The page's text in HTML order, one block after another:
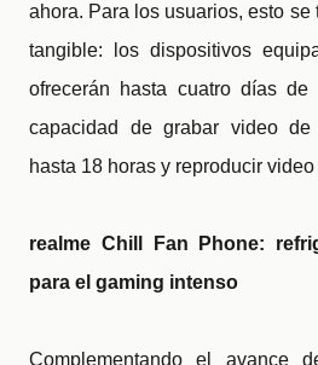
ahora. Para los usuarios, esto se
tangible: los dispositivos
ofrecerán hasta cuatro días
capacidad de grabar video
hasta 18 horas y reproducir
realme Chill Fan Phone:
para el gaming intenso
Complementando el avance